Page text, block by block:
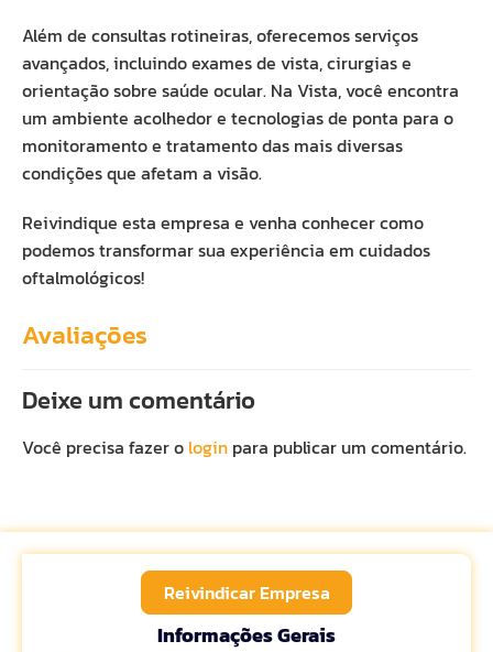
Além de consultas rotineiras, oferecemos serviços
avançados, incluindo exames de vista, cirurgias e
orientação sobre saúde ocular. Na Vista, você encontra
um ambiente acolhedor e tecnologias de ponta para o
monitoramento e tratamento das mais diversas
condições que afetam a visão.
Reivindique esta empresa e venha conhecer como
podemos transformar sua experiência em cuidados
oftalmológicos!
Avaliações
Deixe um comentário
Você precisa fazer o login para publicar um comentário.
Reivindicar Empresa
Informações Gerais